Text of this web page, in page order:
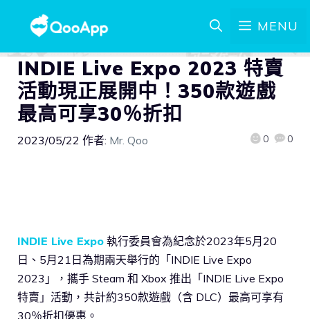
MENU
INDIE Live Expo 2023 特賣
活動現正展開中！350款遊戲
最高可享30％折扣
2023/05/22 作者: Mr. Qoo 0 0
INDIE Live Expo 執行委員會為紀念於2023年5月20
日、5月21日為期兩天舉行的「INDIE Live Expo
2023」，攜手 Steam 和 Xbox 推出「INDIE Live Expo
特賣」活動，共計約350款遊戲（含 DLC）最高可享有
30％折扣優惠。